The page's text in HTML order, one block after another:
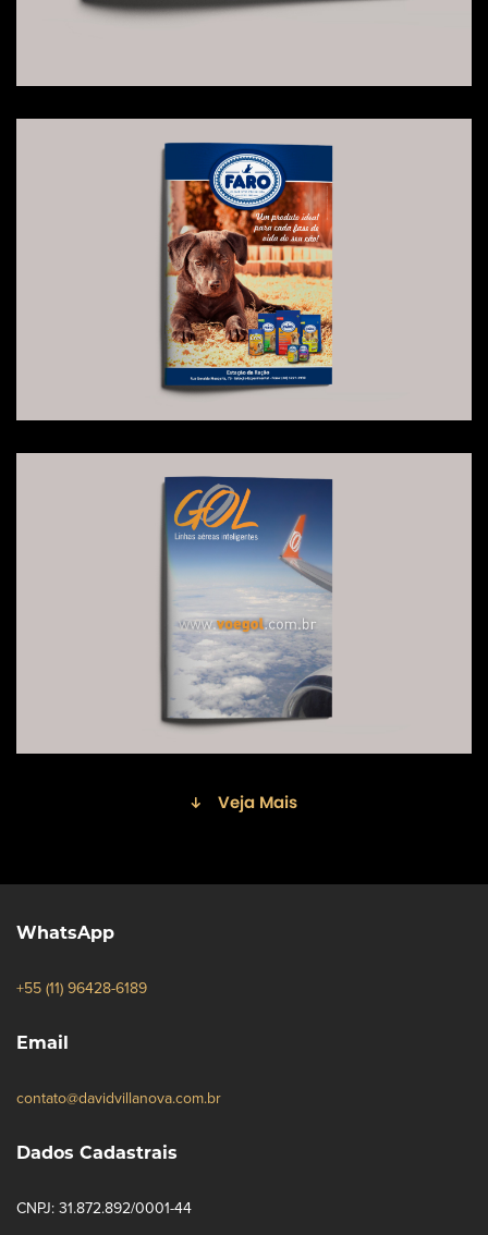
Veja Mais
WhatsApp
+55 (11) 96428-6189
Email
contato@davidvillanova.com.br
Dados Cadastrais
CNPJ: 31.872.892/0001-44